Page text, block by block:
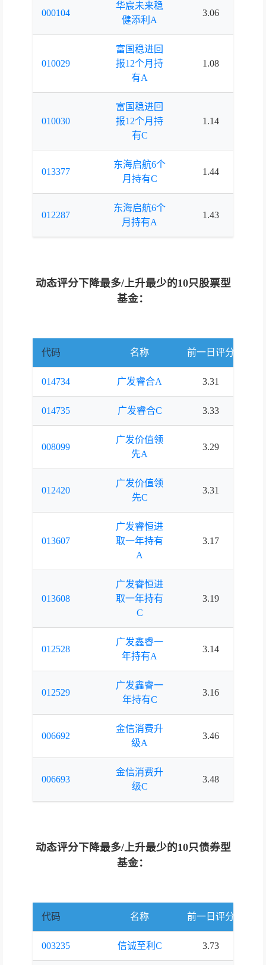
000104
华宸未来稳
健添利A
3.06
010029
富国稳进回
报12个月持
有A
1.08
010030
富国稳进回
报12个月持
有C
1.14
013377
东海启航6个
月持有C
1.44
012287
东海启航6个
月持有A
1.43
动态评分下降最多/上升最少的10只股票型
基金：
代码 名称 前一日评分
014734 广发睿合A 3.31
014735 广发睿合C 3.33
008099
广发价值领
先A
3.29
012420
广发价值领
先C
3.31
013607
广发睿恒进
取一年持有
A
3.17
013608
广发睿恒进
取一年持有
C
3.19
012528
广发鑫睿一
年持有A
3.14
012529
广发鑫睿一
年持有C
3.16
006692
金信消费升
级A
3.46
006693
金信消费升
级C
3.48
动态评分下降最多/上升最少的10只债券型
基金：
代码 名称 前一日评分
003235 信诚至利C 3.73